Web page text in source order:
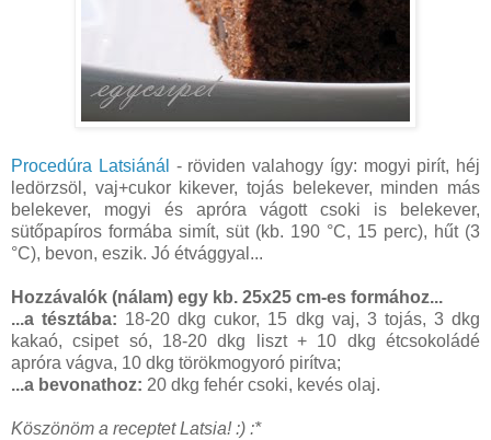
Procedúra Latsiánál
- röviden valahogy így: mogyi pirít, héj
ledörzsöl, vaj+cukor kikever, tojás belekever, minden más
belekever, mogyi és apróra vágott csoki is belekever,
sütőpapíros formába simít, süt (kb. 190 °C, 15 perc), hűt (3
°C), bevon, eszik. Jó étvággyal...
Hozzávalók (nálam) egy kb. 25x25 cm-es formához...
...a tésztába: 18-20 dkg cukor, 15 dkg vaj, 3 tojás, 3 dkg
kakaó, csipet só, 18-20 dkg liszt + 10 dkg étcsokoládé
apróra vágva, 10 dkg törökmogyoró pirítva;
...a bevonathoz: 20 dkg fehér csoki, kevés olaj.
Köszönöm a receptet Latsia! :) :*